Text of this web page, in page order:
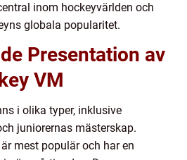
inom hockeyvärlden och
globala popularitet.
Presentation av
VM
i olika typer, inklusive
juniorernas mästerskap.
mest populär och har en